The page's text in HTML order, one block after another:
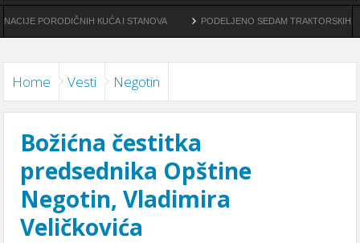
PORODIČNIH КUĆA I STANOVA PODELJENO SEDAM TRAКTORSКIH
Home Vesti Negotin
Božićna čestitka
predsednika Opštine
Negotin, Vladimira
Veličkovića